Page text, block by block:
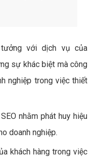
với dịch vụ của
sự khác biệt mà công
nghiệp trong việc thiết
nhằm phát huy hiệu
doanh nghiệp.
khách hàng trong việc